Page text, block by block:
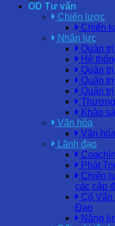
OD Tư vấn
Chiến lược
Chiến
Nhân lực
Quản
Hệ
Quản
Quản
Quản
Khảo
Văn hóa
Văn
Lãnh đạo
Phát
Chiến
các cấp
Cố
Đạo
Năng